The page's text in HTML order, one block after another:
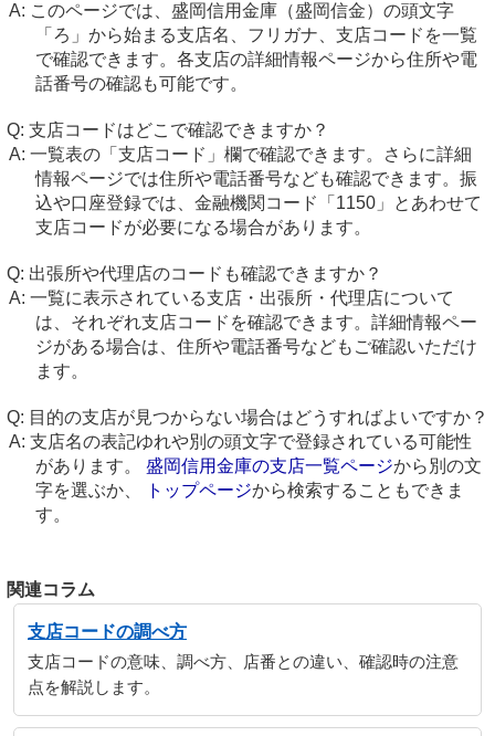
このページでは、盛岡信用金庫（盛岡信金）の頭文字
「ろ」から始まる支店名、フリガナ、支店コードを一覧
で確認できます。各支店の詳細情報ページから住所や電
話番号の確認も可能です。
支店コードはどこで確認できますか？
一覧表の「支店コード」欄で確認できます。さらに詳細
情報ページでは住所や電話番号なども確認できます。振
込や口座登録では、金融機関コード「1150」とあわせて
支店コードが必要になる場合があります。
出張所や代理店のコードも確認できますか？
一覧に表示されている支店・出張所・代理店について
は、それぞれ支店コードを確認できます。詳細情報ペー
ジがある場合は、住所や電話番号などもご確認いただけ
ます。
目的の支店が見つからない場合はどうすればよいですか？
支店名の表記ゆれや別の頭文字で登録されている可能性
があります。 盛岡信用金庫の支店一覧ページから別の文
字を選ぶか、
トップページから検索することもできま
す。
関連コラム
支店コードの調べ方
支店コードの意味、調べ方、店番との違い、確認時の注意
点を解説します。